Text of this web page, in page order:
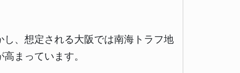
、想定される大阪では南海トラフ地
まっています。